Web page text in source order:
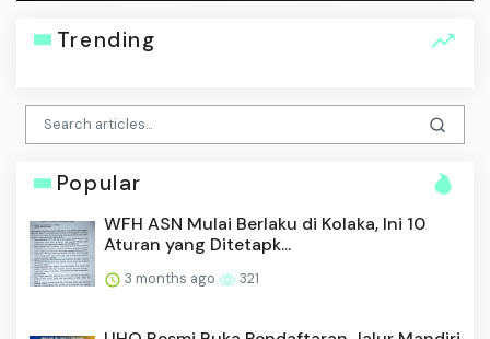
Trending
Popular
WFH ASN Mulai Berlaku di Kolaka, Ini 10
Aturan yang Ditetapk...
3 months ago 321